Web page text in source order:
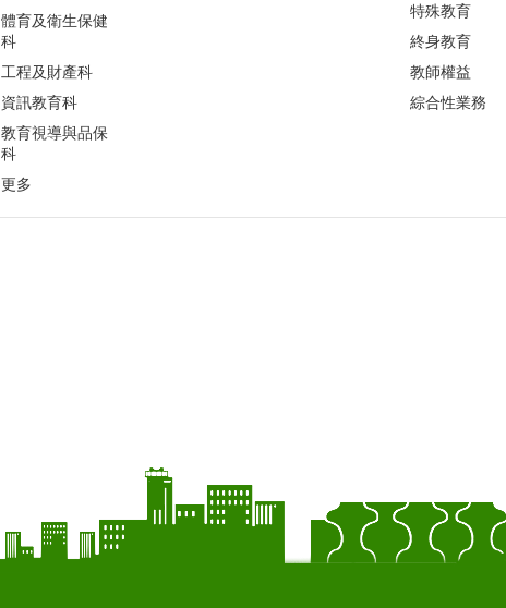
體育及衛生保健
科
工程及財產科
資訊教育科
教育視導與品保
科
更多
特殊教育
終身教育
教師權益
綜合性業務